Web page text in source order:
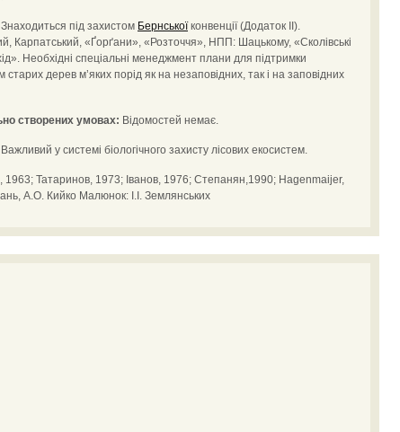
Знаходиться під захистом Бернськоїконвенції (Додаток ІІ).
Карпатський, «Ґорґани», «Розточчя», НПП: Шацькому, «Сколівські
Необхідні спеціальні менеджмент плани для підтримки
старих дерев м’яких порід як на незаповідних, так і на заповідних
створених умовах: Відомостей немає.
Важливий у системі біологічного захисту лісових екосистем.
1963; Татаринов, 1973; Іванов, 1976; Степанян,1990; Hagenmaijer,
А.О. Кийко Малюнок: І.І. Землянських